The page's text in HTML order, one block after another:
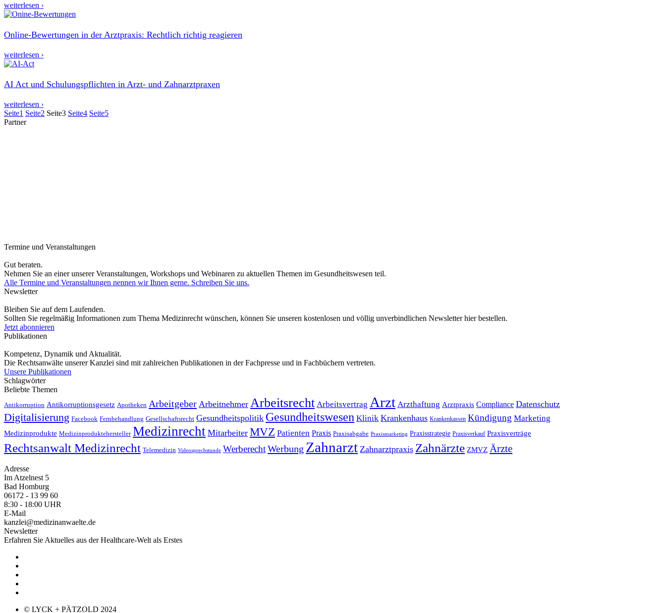
weiterlesen ›
Online-Bewertungen in der Arztpraxis: Rechtlich richtig reagieren
weiterlesen ›
AI Act und Schulungspflichten in Arzt- und Zahnarztpraxen
weiterlesen ›
Seite1 Seite2 Seite3 Seite4 Seite5
Partner
Termine und Veranstaltungen
Gut beraten.
Nehmen Sie an einer unserer Veranstaltungen, Workshops und Webinaren zu aktuellen Themen im Gesundheitswesen teil.
Alle Termine und Veranstaltungen nennen wir Ihnen gerne. Schreiben Sie uns.
Newsletter
Bleiben Sie auf dem Laufenden.
Sollten Sie regelmäßig Informationen zum Thema Medizinrecht wünschen, können Sie unseren kostenlosen und völlig unverbindlichen Newsletter hier bestellen.
Jetzt abonnieren
Publikationen
Kompetenz, Dynamik und Aktualität.
Die Rechtsanwälte unserer Kanzlei sind mit zahlreichen Publikationen in der Fachpresse und in Fachbüchern vertreten.
Unsere Publikationen
Schlagwörter
Beliebte Themen
Antikorruption Antikorruptionsgesetz Apotheken Arbeitgeber Arbeitnehmer Arbeitsrecht Arbeitsvertrag Arzt Arzthaftung Arztpraxis Compliance Datenschutz
Digitalisierung Facebook Fernbehandlung Gesellschaftsrecht Gesundheitspolitik Gesundheitswesen Klinik Krankenhaus Krankenkassen Kündigung Marketing
Medizinprodukte Medizinproduktehersteller Medizinrecht Mitarbeiter MVZ Patienten Praxis Praxisabgabe Praxismarketing Praxisstrategie Praxisverkauf Praxisverträge
Rechtsanwalt Medizinrecht Telemedizin Videosprechstunde WerberechtWerbung Zahnarzt Zahnarztpraxis Zahnärzte ZMVZ Ärzte
Adresse
Im Atzelnest 5
Bad Homburg
06172 - 13 99 60
8:30 - 18:00 UHR
E-Mail
kanzlei@medizinanwaelte.de
Newsletter
Erfahren Sie Aktuelles aus der Healthcare-Welt als Erstes
© LYCK + PÄTZOLD 2024